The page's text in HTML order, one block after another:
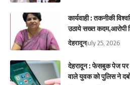
कार्यवाही : तकनीकी
उठाये सख्त कदम,आरोपी
देहरादूनJuly 25, 2026
देहरादून : फेसबुक पेज पर
वाले युवक को पुलिस ने